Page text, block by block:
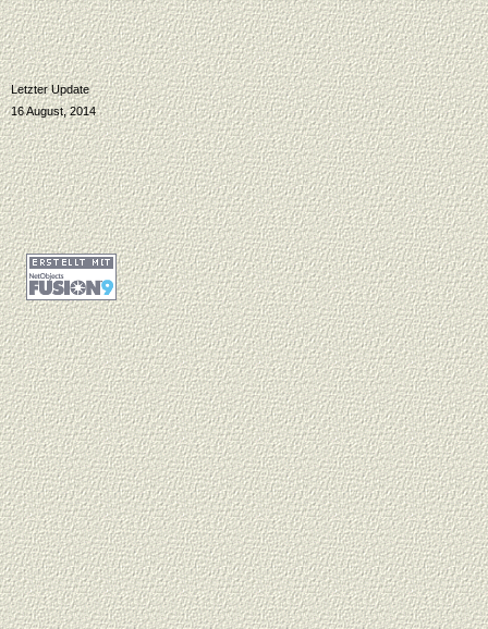
Letzter Update
16 August, 2014